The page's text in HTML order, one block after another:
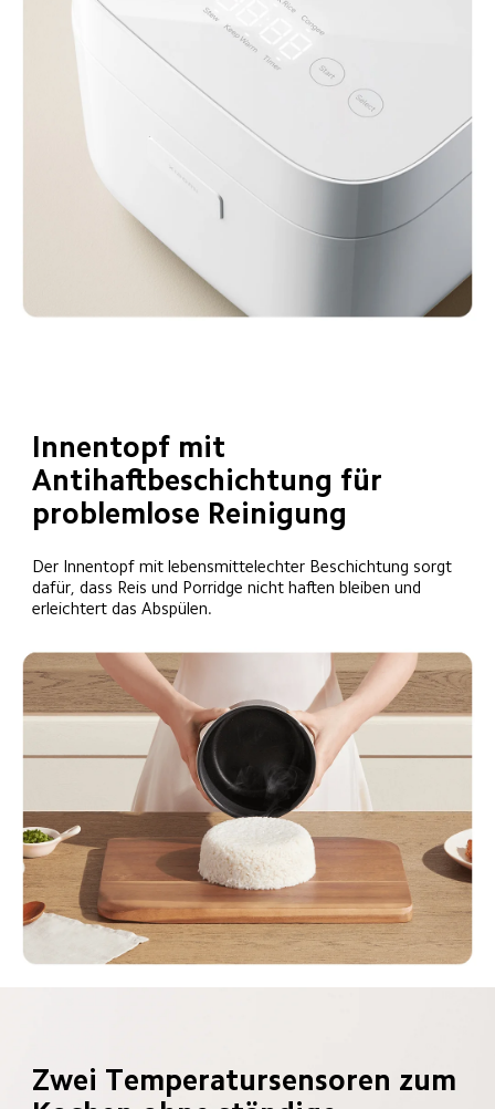
Innentopf mit
Antihaftbeschichtung für
problemlose Reinigung
Der Innentopf mit lebensmittelechter Beschichtung sorgt
dafür, dass Reis und Porridge nicht haften bleiben und
erleichtert das Abspülen.
Zwei Temperatursensoren zum